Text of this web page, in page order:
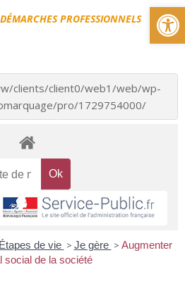
DÉMARCHES PROFESSIONNELS
clients/client0/web1/web/wp-
pro/1729754000/
Étapes de vie > Je gère > Augmenter
social de la société